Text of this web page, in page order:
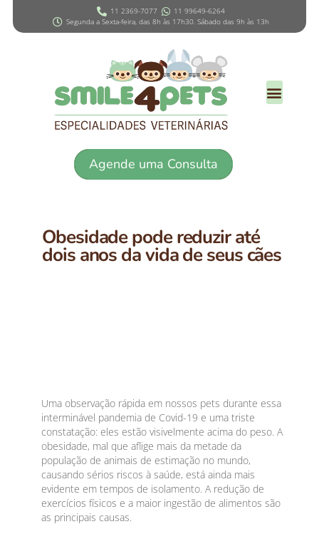
11 2369-7077
11 99649-6264
Segunda a Sexta-feira, das 8h às 17h30. Sábado das 9h às 13h
Agende uma Consulta
Obesidade pode reduzir até
dois anos da vida de seus cães
Uma observação rápida em nossos pets durante essa
interminável pandemia de Covid-19 e uma triste
constatação: eles estão visivelmente acima do peso. A
obesidade, mal que aflige mais da metade da
população de animais de estimação no mundo,
causando sérios riscos à saúde, está ainda mais
evidente em tempos de isolamento. A redução de
exercícios físicos e a maior ingestão de alimentos são
as principais causas.